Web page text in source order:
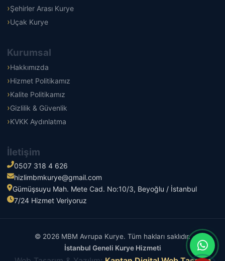
Şehirler Arası Kurye
Uçak Kurye
Kurumsal
Hakkımızda
Hizmet Politikamız
Kalite Politikamız
Gizlilik & Güvenlik
KVKK Aydınlatma
İletişim
0507 318 4 626
hizlimbmkurye@gmail.com
Gümüşsuyu Mah. Mete Cad. No:10/3, Beyoğlu / İstanbul
7/24 Hizmet Veriyoruz
© 2026 MBM Avrupa Kurye. Tüm hakları saklıdır.
İstanbul Geneli Kurye Hizmeti